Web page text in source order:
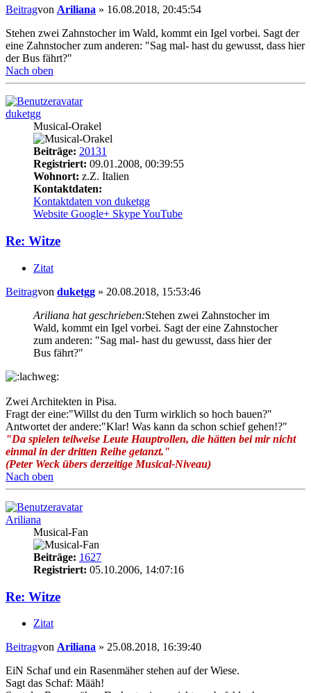
Beitragvon Ariliana » 16.08.2018, 20:45:54
Stehen zwei Zahnstocher im Wald, kommt ein Igel vorbei. Sagt der
eine Zahnstocher zum anderen: "Sag mal- hast du gewusst, dass hier
der Bus fährt?"
Nach oben
duketgg
Musical-Orakel
Beiträge: 20131
Registriert: 09.01.2008, 00:39:55
Wohnort: z.Z. Italien
Kontaktdaten:
Kontaktdaten von duketgg
Website Google+ SkypeYouTube
Re: Witze
Zitat
Beitragvon duketgg » 20.08.2018, 15:53:46
Ariliana hat geschrieben:Stehen zwei Zahnstocher im
Wald, kommt ein Igel vorbei. Sagt der eine Zahnstocher
zum anderen: "Sag mal- hast du gewusst, dass hier der
Bus fährt?"
Zwei Architekten in Pisa.
Fragt der eine:"Willst du den Turm wirklich so hoch bauen?"
Antwortet der andere:"Klar! Was kann da schon schief gehen!?"
"Da spielen teilweise Leute Hauptrollen, die hätten bei mir nicht
einmal in der dritten Reihe getanzt."
(Peter Weck übers derzeitige Musical-Niveau)
Nach oben
Ariliana
Musical-Fan
Beiträge: 1627
Registriert: 05.10.2006, 14:07:16
Re: Witze
Zitat
Beitragvon Ariliana » 25.08.2018, 16:39:40
EiN Schaf und ein Rasenmäher stehen auf der Wiese.
Sagt das Schaf: Määh!